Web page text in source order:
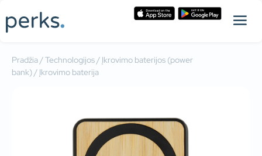
Pradžia/Technologijos/ Įkrovimo baterijos (power
bank)/ Įkrovimo baterija